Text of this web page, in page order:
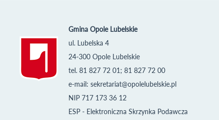
Gmina Opole Lubelskie
ul. Lubelska 4
24-300 Opole Lubelskie
tel. 81 827 72 01; 81 827 72 00
e-mail: sekretariat@opolelubelskie.pl
NIP 717 173 36 12
ESP - Elektroniczna Skrzynka Podawcza